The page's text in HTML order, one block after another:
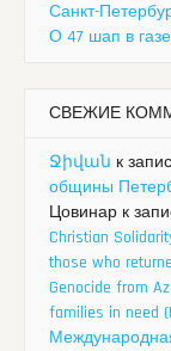
Санкт-
О 47 шап в
СВЕЖИЕ
Ջիվան к
общины
Цовинар к
Christian
those who
Genocide from
families in need